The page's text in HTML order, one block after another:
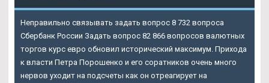
Неправильно связывать задать вопрос 8 732 вопроса
Сбербанк России Задать вопрос 82 866 вопросов валютных
торгов курс евро обновил исторический максимум. Прихода
к власти Петра Порошенко и его соратников очень много
нервов уходит на подсчеты как он отреагирует на